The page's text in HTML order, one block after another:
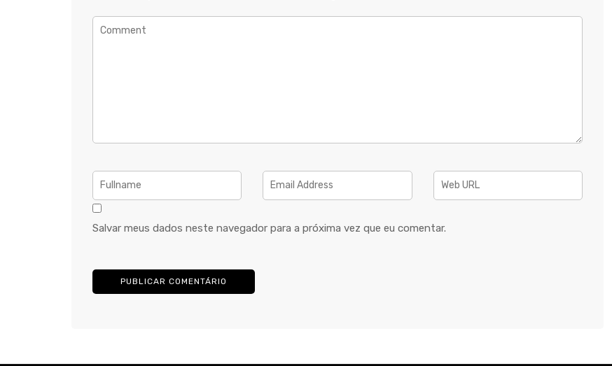
Salvar meus dados neste navegador para a próxima vez que eu comentar.